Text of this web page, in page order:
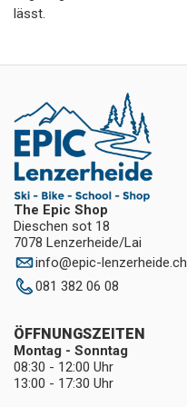
lässt.
The Epic Shop
Dieschen sot 18
7078 Lenzerheide/Lai
info@epic-lenzerheide.ch
081 382 06 08
ÖFFNUNGSZEITEN
Montag - Sonntag
08:30 - 12:00 Uhr
13:00 - 17:30 Uhr